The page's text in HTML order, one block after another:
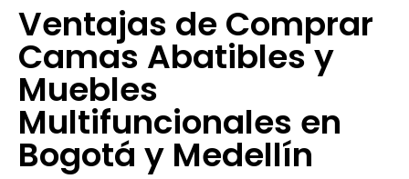
Ventajas de Comprar
Camas Abatibles y
Muebles
Multifuncionales en
Bogotá y Medellín